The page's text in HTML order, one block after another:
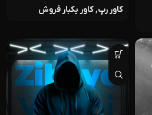
کاور رپ, کاور یکبار فروش